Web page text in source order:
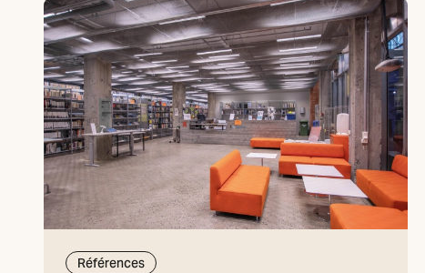
Références